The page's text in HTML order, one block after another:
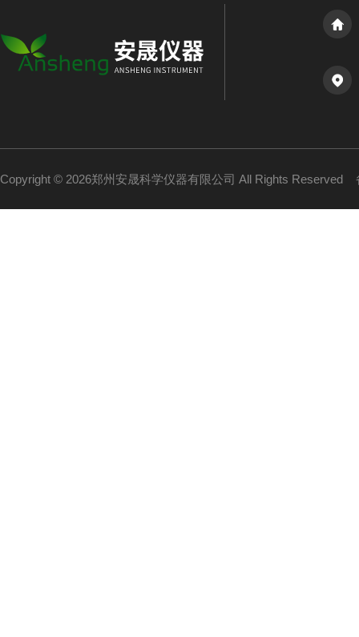
Copyright © 2026郑州安晟科学仪器有限公司 All Rights Reserved